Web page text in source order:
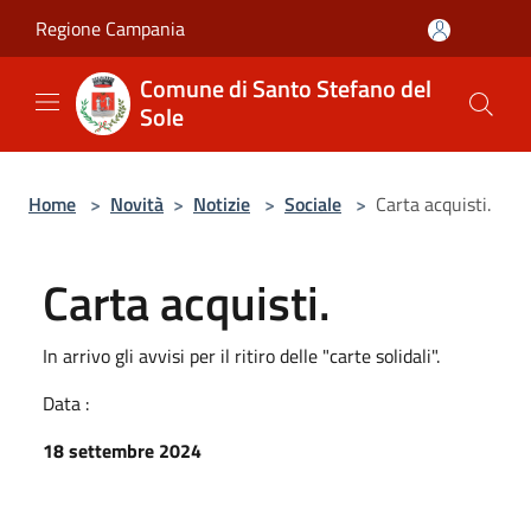
Regione Campania
Comune di Santo Stefano del
Sole
Home > Novità > Notizie > Sociale > Carta acquisti.
Carta acquisti.
In arrivo gli avvisi per il ritiro delle "carte solidali".
Data :
18 settembre 2024